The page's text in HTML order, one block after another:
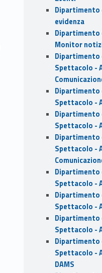
Dipartimento
evidenza
Dipartimento
Monitor
Dipartimento
Spettacolo -
Dipartimento
Spettacolo -
Dipartimento
Spettacolo -
Dipartimento
Spettacolo -
Dipartimento
Spettacolo -
Dipartimento
Spettacolo -
Dipartimento
Spettacolo -
Dipartimento
Spettacolo -
DAMS